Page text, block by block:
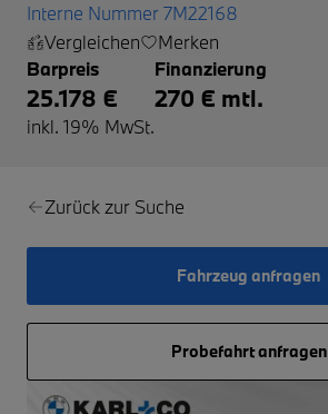
Interne Nummer 7M22168
Vergleichen
Merken
Barpreis
25.178 €
inkl. 19% MwSt.
Finanzierung
270 € mtl.
Zurück zur Suche
Fahrzeug anfragen
Probefahrt anfragen